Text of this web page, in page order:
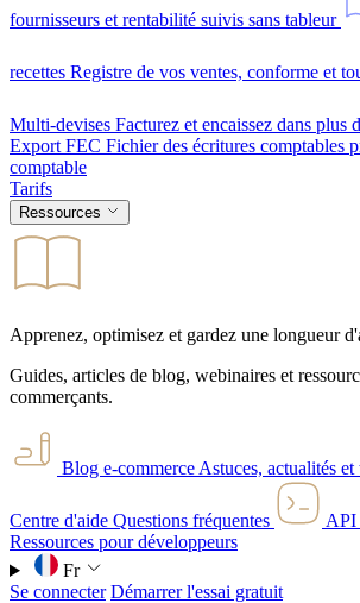
fournisseurs et rentabilité suivis sans tableur
recettes Registre de vos ventes, conforme et
Multi-devises Facturez et encaissez dans plus
Export FEC Fichier des écritures comptables
comptable
Tarifs
Ressources
Apprenez, optimisez et gardez une longueur
Guides, articles de blog, webinaires et
commerçants.
Blog e-commerce Astuces, actualités
Centre d'aide Questions fréquentes
API
Ressources pour développeurs
Fr
Se connecter Démarrer l'essai gratuit